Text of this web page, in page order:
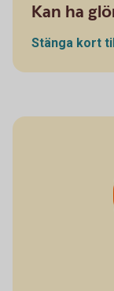
Kan ha
Stänga kort